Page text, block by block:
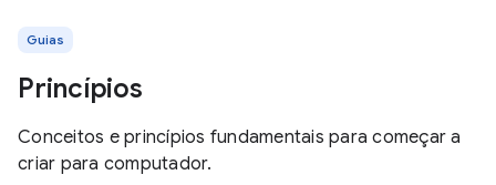
Guias
Princípios
Conceitos e princípios fundamentais para começar a
criar para computador.